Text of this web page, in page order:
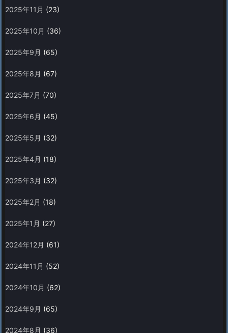
2025年11月 (23)
2025年10月 (36)
2025年9月 (65)
2025年8月 (67)
2025年7月 (70)
2025年6月 (45)
2025年5月 (32)
2025年4月 (18)
2025年3月 (32)
2025年2月 (18)
2025年1月 (27)
2024年12月 (61)
2024年11月 (52)
2024年10月 (62)
2024年9月 (65)
2024年8月 (36)